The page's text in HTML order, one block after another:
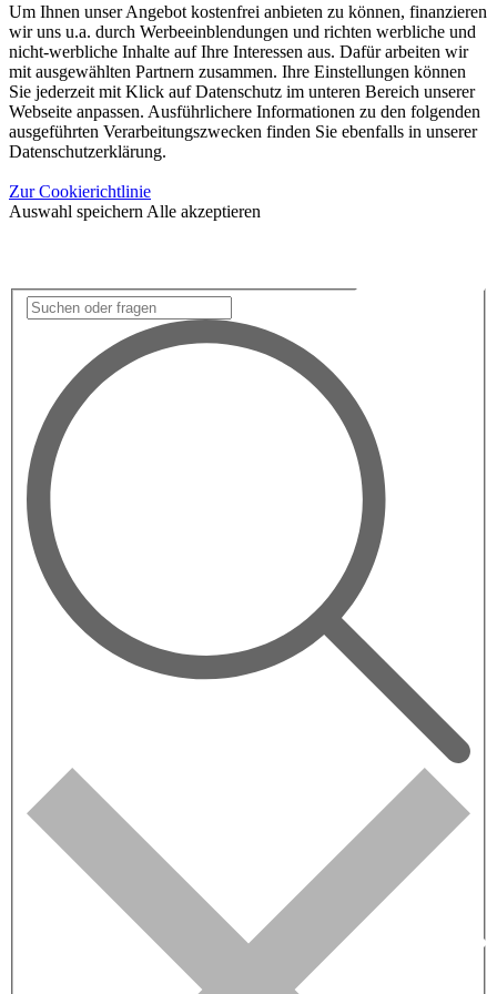
Um Ihnen unser Angebot kostenfrei anbieten zu können, finanzieren
wir uns u.a. durch Werbeeinblendungen und richten werbliche und
nicht-werbliche Inhalte auf Ihre Interessen aus. Dafür arbeiten wir
mit ausgewählten Partnern zusammen. Ihre Einstellungen können
Sie jederzeit mit Klick auf Datenschutz im unteren Bereich unserer
Webseite anpassen. Ausführlichere Informationen zu den folgenden
ausgeführten Verarbeitungszwecken finden Sie ebenfalls in unserer
Datenschutzerklärung.
Zur Cookierichtlinie
Auswahl speichern Alle akzeptieren